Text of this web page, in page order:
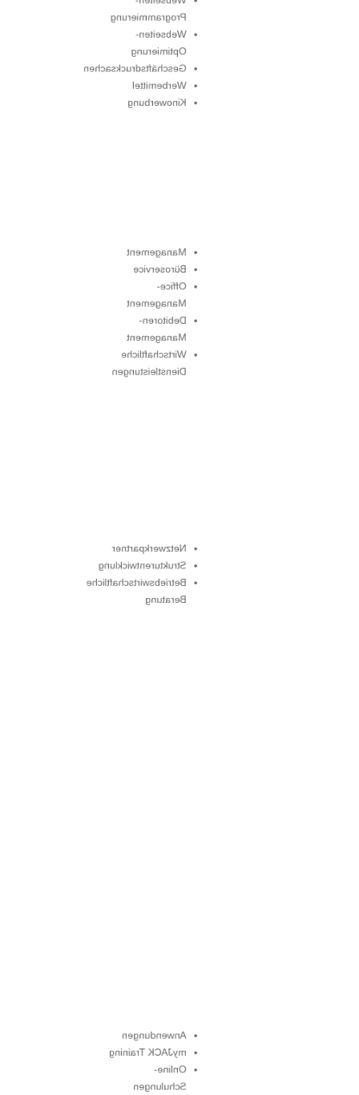
Programmierung
Webseiten-
Optimierung
Geschäftsdrucksachen
Werbemittel
Kinowerbung
Management
Büroservice
Office-
Management
Debitoren-
Management
Wirtschaftliche
Dienstleistungen
Netzwerkpartner
Strukturentwicklung
Betriebswirtschaftliche
Beratung
Anwendungen
myJACK Training
Online-
Schulungen